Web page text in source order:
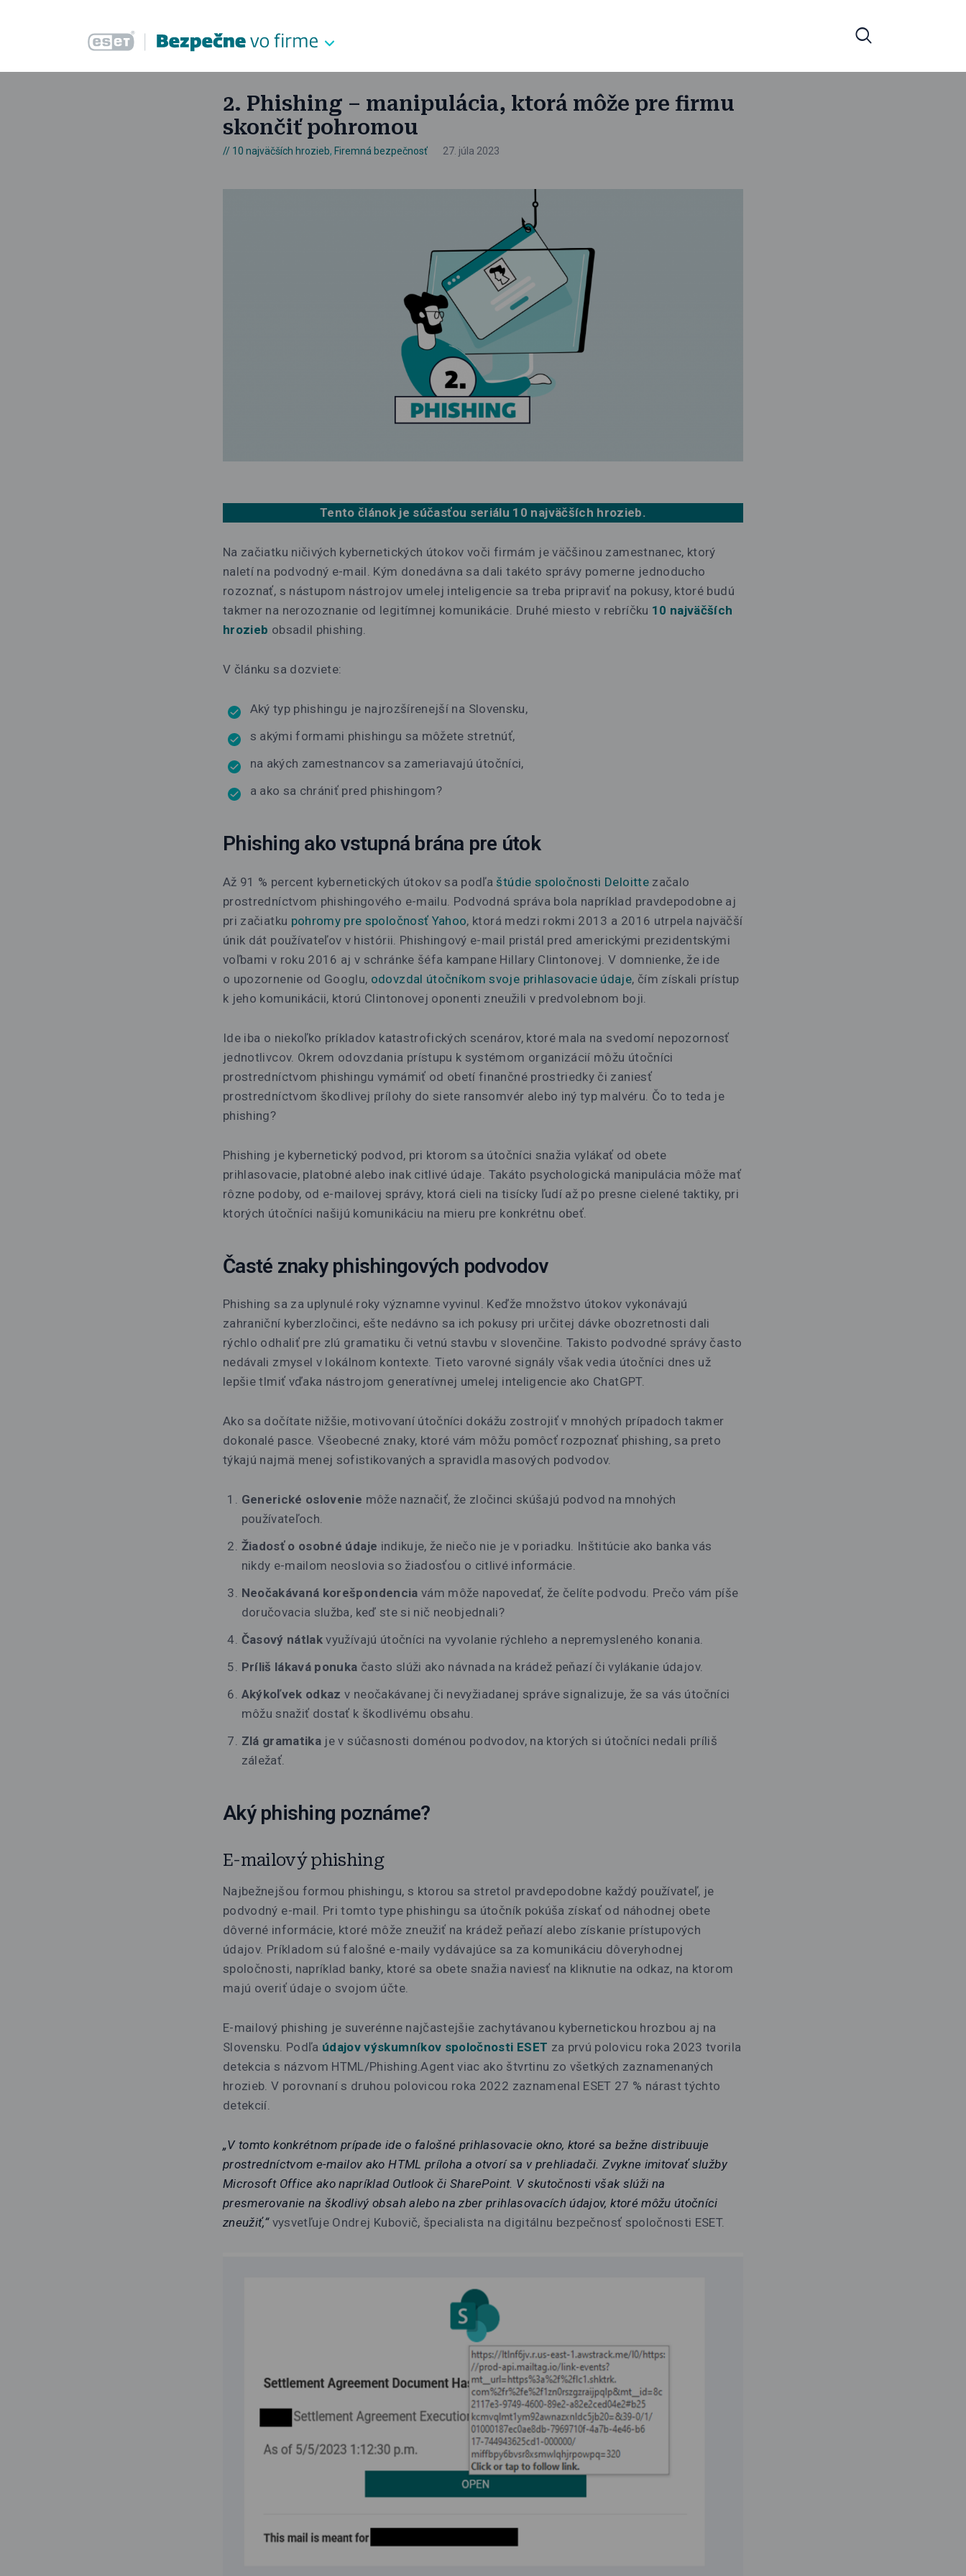
2. Phishing – manipulácia, ktorá môže pre firmu
skončiť pohromou
10 najväčších hrozieb, Firemná bezpečnosť 27. júla 2023
Tento článok je súčasťou seriálu 10 najväčších hrozieb.
Na začiatku ničivých kybernetických útokov voči firmám je väčšinou zamestnanec, ktorý
naletí na podvodný e-mail. Kým donedávna sa dali takéto správy pomerne jednoducho
rozoznať, s nástupom nástrojov umelej inteligencie sa treba pripraviť na pokusy, ktoré budú
takmer na nerozoznanie od legitímnej komunikácie. Druhé miesto v rebríčku 10 najväčších
hrozieb obsadil phishing.
V článku sa dozviete:
Aký typ phishingu je najrozšírenejší na Slovensku,
s akými formami phishingu sa môžete stretnúť,
na akých zamestnancov sa zameriavajú útočníci,
a ako sa chrániť pred phishingom?
Phishing ako vstupná brána pre útok
Až 91 % percent kybernetických útokov sa podľa štúdie spoločnosti Deloittezačalo
prostredníctvom phishingového e-mailu. Podvodná správa bola napríklad pravdepodobne aj
pri začiatku pohromy pre spoločnosť Yahoo, ktorá medzi rokmi 2013 a 2016 utrpela najväčší
únik dát používateľov v histórii. Phishingový e-mail pristál pred americkými prezidentskými
voľbami v roku 2016 aj v schránke šéfa kampane Hillary Clintonovej. V domnienke, že ide
o upozornenie od Googlu, odovzdal útočníkom svoje prihlasovacie údaje, čím získali prístup
k jeho komunikácii, ktorú Clintonovej oponenti zneužili v predvolebnom boji.
Ide iba o niekoľko príkladov katastrofických scenárov, ktoré mala na svedomí nepozornosť
jednotlivcov. Okrem odovzdania prístupu k systémom organizácií môžu útočníci
prostredníctvom phishingu vymámiť od obetí finančné prostriedky či zaniesť
prostredníctvom škodlivej prílohy do siete ransomvér alebo iný typ malvéru. Čo to teda je
phishing?
Phishing je kybernetický podvod, pri ktorom sa útočníci snažia vylákať od obete
prihlasovacie, platobné alebo inak citlivé údaje. Takáto psychologická manipulácia môže mať
rôzne podoby, od e-mailovej správy, ktorá cieli na tisícky ľudí až po presne cielené taktiky, pri
ktorých útočníci našijú komunikáciu na mieru pre konkrétnu obeť.
Časté znaky phishingových podvodov
Phishing sa za uplynulé roky významne vyvinul. Keďže množstvo útokov vykonávajú
zahraniční kyberzločinci, ešte nedávno sa ich pokusy pri určitej dávke obozretnosti dali
rýchlo odhaliť pre zlú gramatiku či vetnú stavbu v slovenčine. Takisto podvodné správy často
nedávali zmysel v lokálnom kontexte. Tieto varovné signály však vedia útočníci dnes už
lepšie tlmiť vďaka nástrojom generatívnej umelej inteligencie ako ChatGPT.
Ako sa dočítate nižšie, motivovaní útočníci dokážu zostrojiť v mnohých prípadoch takmer
dokonalé pasce. Všeobecné znaky, ktoré vám môžu pomôcť rozpoznať phishing, sa preto
týkajú najmä menej sofistikovaných a spravidla masových podvodov.
Generické oslovenie môže naznačiť, že zločinci skúšajú podvod na mnohých
používateľoch.
Žiadosť o osobné údaje indikuje, že niečo nie je v poriadku. Inštitúcie ako banka vás
nikdy e-mailom neoslovia so žiadosťou o citlivé informácie.
Neočakávaná korešpondencia vám môže napovedať, že čelíte podvodu. Prečo vám píše
doručovacia služba, keď ste si nič neobjednali?
Časový nátlak využívajú útočníci na vyvolanie rýchleho a nepremysleného konania.
Príliš lákavá ponuka často slúži ako návnada na krádež peňazí či vylákanie údajov.
Akýkoľvek odkazv neočakávanej či nevyžiadanej správe signalizuje, že sa vás útočníci
môžu snažiť dostať k škodlivému obsahu.
Zlá gramatika je v súčasnosti doménou podvodov, na ktorých si útočníci nedali príliš
záležať.
Aký phishing poznáme?
E-mailový phishing
Najbežnejšou formou phishingu, s ktorou sa stretol pravdepodobne každý používateľ, je
podvodný e-mail. Pri tomto type phishingu sa útočník pokúša získať od náhodnej obete
dôverné informácie, ktoré môže zneužiť na krádež peňazí alebo získanie prístupových
údajov. Príkladom sú falošné e-maily vydávajúce sa za komunikáciu dôveryhodnej
spoločnosti, napríklad banky, ktoré sa obete snažia naviesť na kliknutie na odkaz, na ktorom
majú overiť údaje o svojom účte.
E-mailový phishing je suverénne najčastejšie zachytávanou kybernetickou hrozbou aj na
Slovensku. Podľa údajov výskumníkov spoločnosti ESET za prvú polovicu roka 2023 tvorila
detekcia s názvom HTML/Phishing.Agent viac ako štvrtinu zo všetkých zaznamenaných
hrozieb. V porovnaní s druhou polovicou roka 2022 zaznamenal ESET 27 % nárast týchto
detekcií.
„V tomto konkrétnom prípade ide o falošné prihlasovacie okno, ktoré sa bežne distribuuje
prostredníctvom e-mailov ako HTML príloha a otvorí sa v prehliadači. Zvykne imitovať služby
Microsoft Office ako napríklad Outlook či SharePoint. V skutočnosti však slúži na
presmerovanie na škodlivý obsah alebo na zber prihlasovacích údajov, ktoré môžu útočníci
zneužiť,“vysvetľuje Ondrej Kubovič, špecialista na digitálnu bezpečnosť spoločnosti ESET.